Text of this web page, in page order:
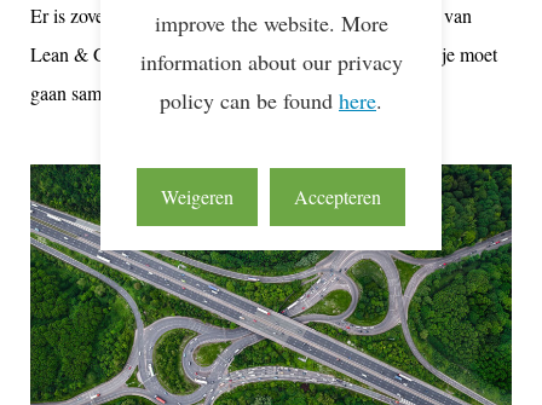
Er is zoveel kennis in de markt, bijvoorbeeld bij leden van
Lean & Green. Ik weet dat als je echt wilt verbeteren, je moet
gaan samenwerken.”
improve the website. More
information about our privacy
policy can be found here.
Weigeren Accepteren